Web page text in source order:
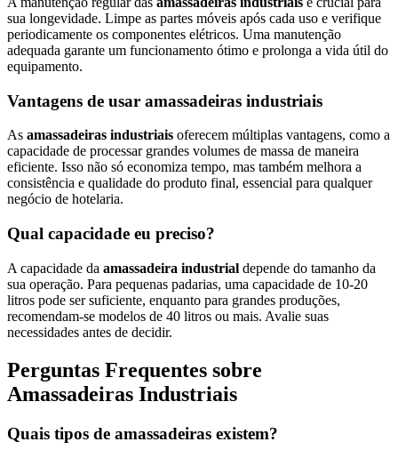
sua longevidade. Limpe as partes móveis após cada uso e verifique
periodicamente os componentes elétricos. Uma manutenção
adequada garante um funcionamento ótimo e prolonga a vida útil do
equipamento.
Vantagens de usar amassadeiras industriais
As amassadeiras industriais oferecem múltiplas vantagens, como a
capacidade de processar grandes volumes de massa de maneira
eficiente. Isso não só economiza tempo, mas também melhora a
consistência e qualidade do produto final, essencial para qualquer
negócio de hotelaria.
Qual capacidade eu preciso?
A capacidade da amassadeira industrial depende do tamanho da
sua operação. Para pequenas padarias, uma capacidade de 10-20
litros pode ser suficiente, enquanto para grandes produções,
recomendam-se modelos de 40 litros ou mais. Avalie suas
necessidades antes de decidir.
Perguntas Frequentes sobre
Amassadeiras Industriais
Quais tipos de amassadeiras existem?